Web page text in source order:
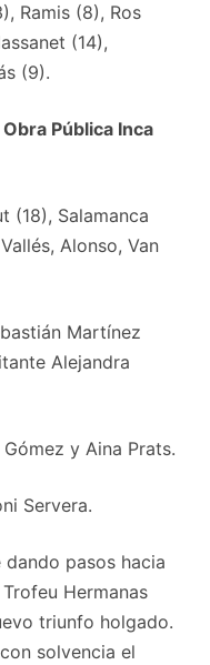
Ramis (8), Ros
(14),
(9).
Pública Inca
(18), Salamanca
Alonso, Van
Martínez
Alejandra
Gómez y Aina Prats.
Servera.
pasos hacia
Hermanas
triunfo holgado.
solvencia el